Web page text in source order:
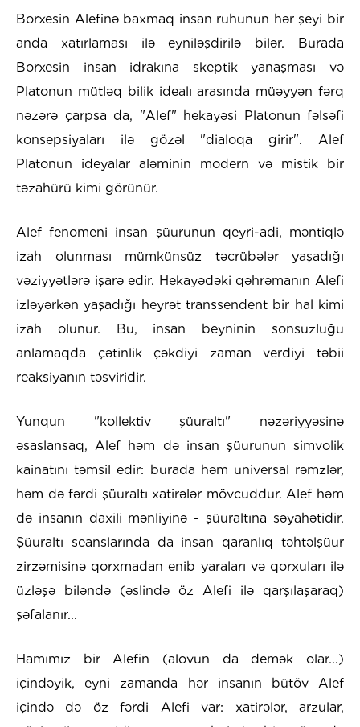
Borxesin Alefinə baxmaq insan ruhunun hər şeyi bir
anda xatırlaması ilə eyniləşdirilə bilər. Burada
Borxesin insan idrakına skeptik yanaşması və
Platonun mütləq bilik idealı arasında müəyyən fərq
nəzərə çarpsa da, "Alef" hekayəsi Platonun fəlsəfi
konsepsiyaları ilə gözəl "dialoqa girir". Alef
Platonun ideyalar aləminin modern və mistik bir
təzahürü kimi görünür.
Alef fenomeni insan şüurunun qeyri-adi, məntiqlə
izah olunması mümkünsüz təcrübələr yaşadığı
vəziyyətlərə işarə edir. Hekayədəki qəhrəmanın Alefi
izləyərkən yaşadığı heyrət transsendent bir hal kimi
izah olunur. Bu, insan beyninin sonsuzluğu
anlamaqda çətinlik çəkdiyi zaman verdiyi təbii
reaksiyanın təsviridir.
Yunqun "kollektiv şüuraltı" nəzəriyyəsinə
əsaslansaq, Alef həm də insan şüurunun simvolik
kainatını təmsil edir: burada həm universal rəmzlər,
həm də fərdi şüuraltı xatirələr mövcuddur. Alef həm
də insanın daxili mənliyinə - şüuraltına səyahətidir.
Şüuraltı seanslarında da insan qaranlıq təhtəlşüur
zirzəmisinə qorxmadan enib yaraları və qorxuları ilə
üzləşə biləndə (əslində öz Alefi ilə qarşılaşaraq)
şəfalanır...
Hamımız bir Alefin (alovun da demək olar...)
içindəyik, eyni zamanda hər insanın bütöv Alef
içində də öz fərdi Alefi var: xatirələr, arzular,